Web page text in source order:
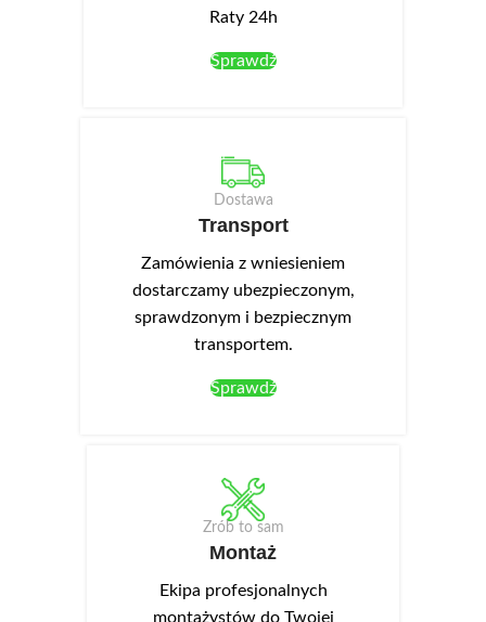
Raty 24h
Sprawdź
Dostawa
Transport
Zamówienia z wniesieniem
dostarczamy ubezpieczonym,
sprawdzonym i bezpiecznym
transportem.
Sprawdź
Zrób to sam
Montaż
Ekipa profesjonalnych
montażystów do Twojej